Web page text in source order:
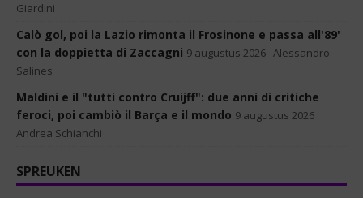
Giardini
Calò gol, poi la Lazio rimonta il Frosinone e passa all'89'
con la doppietta di Zaccagni 9 augustus 2026 Alessandro
Salines
Maldini e il "tutti contro Cruijff": due anni di critiche
feroci, poi cambiò il Barça e il mondo 9 augustus 2026
Andrea Schianchi
SPREUKEN